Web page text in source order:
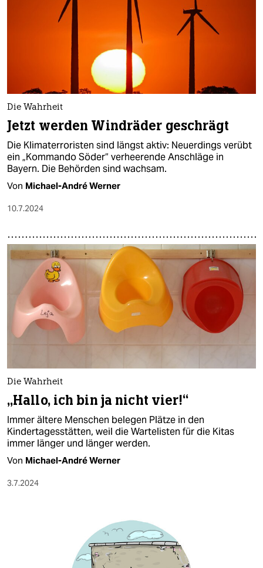
Die Wahrheit
Jetzt werden Windräder geschrägt
Die Klimaterroristen sind längst aktiv: Neuerdings verübt
ein „Kommando Söder“ verheerende Anschläge in
Bayern. Die Behörden sind wachsam.
Von Michael-André Werner
10.7.2024
Die Wahrheit
„Hallo, ich bin ja nicht vier!“
Immer ältere Menschen belegen Plätze in den
Kindertagesstätten, weil die Wartelisten für die Kitas
immer länger und länger werden.
Von Michael-André Werner
3.7.2024